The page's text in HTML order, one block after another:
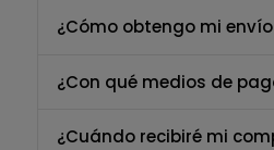
¿Cómo obtengo mi
¿Con qué medios de
¿Cuándo recibiré mi